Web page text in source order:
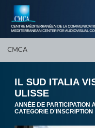
CMCA
IL SUD ITALIA
ULISSE
ANNÈE DE PARTICIPATION
CATEGORIE D'INSCRIPTION